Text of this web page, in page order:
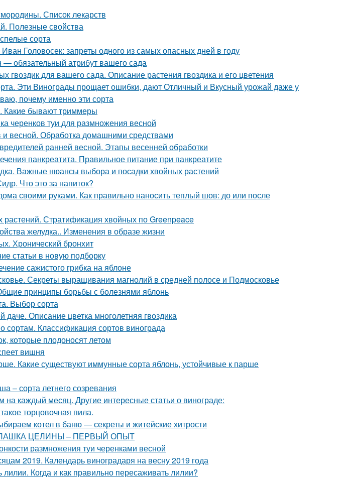
Список лекарств
Полезные свойства
сорта
Иван Головосек: запреты одного из самых опасных дней в году
— обязательный атрибут вашего сада
гвоздик для вашего сада. Описание растения гвоздика и его цветения
Эти Винограды прощает ошибки, дают Отличный и Вкусный урожай даже у
почему именно эти сорта
Какие бывают триммеры
черенков туи для размножения весной
весной. Обработка домашними средствами
ранней весной. Этапы весенней обработки
панкреатита. Правильное питание при панкреатите
Важные нюансы выбора и посадки хвойных растений
Что это за напиток?
своими руками. Как правильно наносить теплый шов: до или после
Стратификация хвойных по Greenpeace
желудка.. Изменения в образе жизни
Хронический бронхит
статьи в новую подборку
сажистого грибка на яблоне
Секреты выращивания магнолий в средней полосе и Подмосковье
принципы борьбы с болезнями яблонь
Выбор сорта
даче. Описание цветка многолетняя гвоздика
сортам. Классификация сортов винограда
которые плодоносят летом
вишня
Какие существуют иммунные сорта яблонь, устойчивые к парше
– сорта летнего созревания
на каждый месяц. Другие интересные статьи о винограде:
торцовочная пила.
котел в баню — секреты и житейские хитрости
ЦЕЛИНЫ – ПЕРВЫЙ ОПЫТ
размножения туи черенками весной
2019. Календарь виноградаря на весну 2019 года
лилии. Когда и как правильно пересаживать лилии?